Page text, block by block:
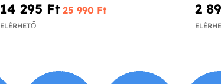
14 295 Ft‎ 25 990 Ft‎
ELÉRHETŐ
2